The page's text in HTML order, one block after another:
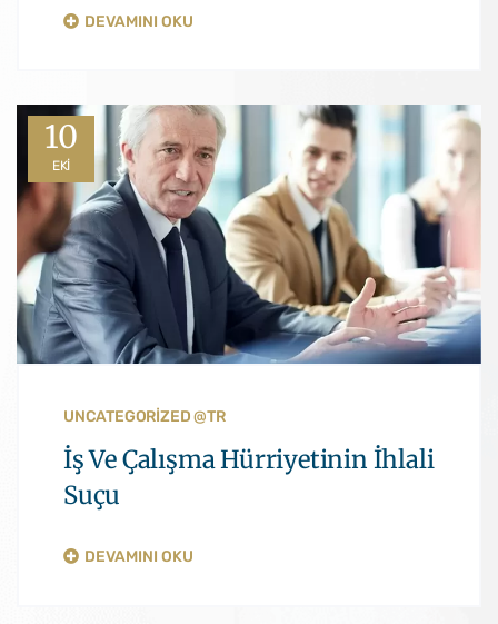
DEVAMINI OKU
10
EKI
UNCATEGORIZED @TR
İş Ve Çalışma Hürriyetinin İhlali
Suçu
DEVAMINI OKU